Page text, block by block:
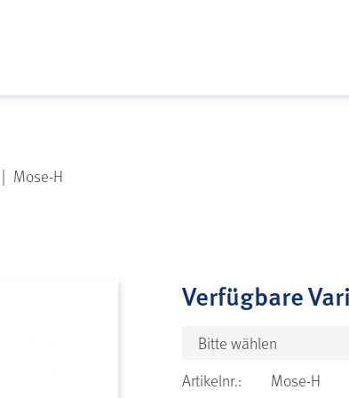
| Mose-H
Verfügbare
Bitte wählen
Artikelnr.:
Mose-H